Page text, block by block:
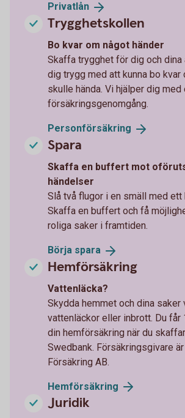
Privatlån
Trygghetskollen
Bo kvar om något händer
Skaffa trygghet för dig och dina
dig trygg med att kunna bo kvar
skulle hända. Vi hjälper dig med
försäkringsgenomgång.
Personförsäkring
Spara
Skaffa en buffert mot
händelser
Slå två flugor i en smäll med ett
Skaffa en buffert och få
roliga saker i framtiden.
Börja spara
Hemförsäkring
Vattenläcka?
Skydda hemmet och dina
vattenläckor eller inbrott. Du får
din hemförsäkring när du
Swedbank. Försäkringsgivare
Försäkring AB.
Hemförsäkring
Juridik